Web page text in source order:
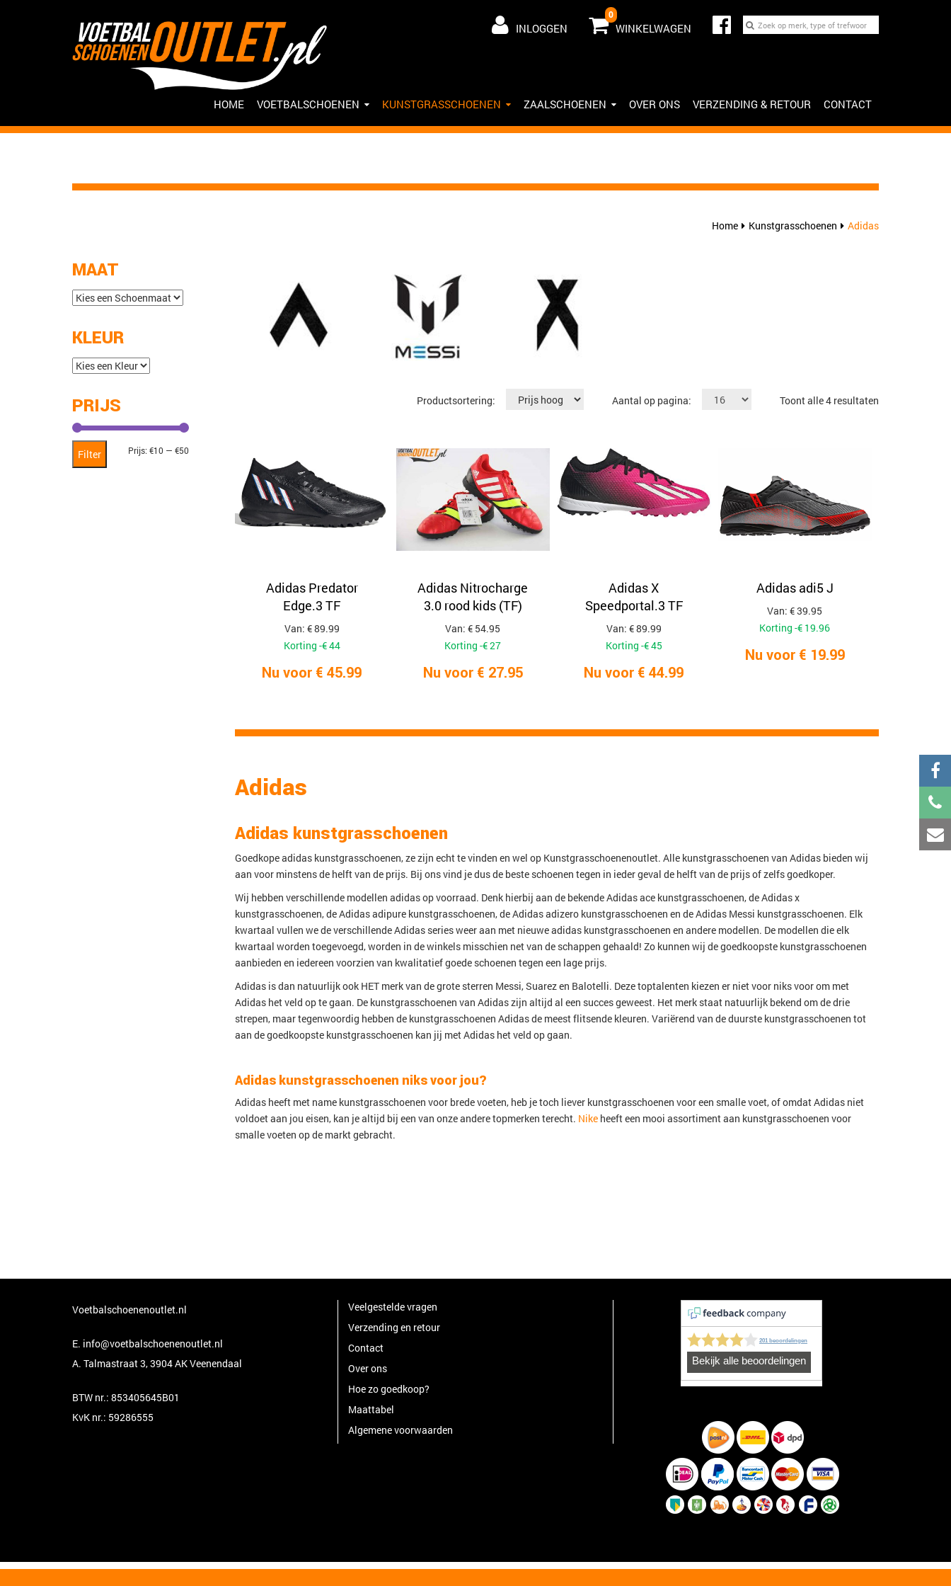
INLOGGEN
0
WINKELWAGEN
HOME VOETBALSCHOENEN KUNSTGRASSCHOENEN ZAALSCHOENEN OVER ONS VERZENDING & RETOUR CONTACT
Home Kunstgrasschoenen Adidas
MAAT
KLEUR
PRIJS
Filter Prijs: €10 — €50
Productsortering: Aantal op pagina: Toont alle 4 resultaten
Adidas Predator
Edge.3 TF
Van: € 89.99
Korting -€ 44
Nu voor € 45.99
Adidas Nitrocharge
3.0 rood kids (TF)
Van: € 54.95
Korting -€ 27
Nu voor € 27.95
Adidas X
Speedportal.3 TF
Van: € 89.99
Korting -€ 45
Nu voor € 44.99
Adidas adi5 J
Van: € 39.95
Korting -€ 19.96
Nu voor € 19.99
Adidas
Adidas kunstgrasschoenen
Goedkope adidas kunstgrasschoenen, ze zijn echt te vinden en wel op Kunstgrasschoenenoutlet. Alle kunstgrasschoenen van Adidas bieden wij
aan voor minstens de helft van de prijs. Bij ons vind je dus de beste schoenen tegen in ieder geval de helft van de prijs of zelfs goedkoper.
Wij hebben verschillende modellen adidas op voorraad. Denk hierbij aan de bekende Adidas ace kunstgrasschoenen, de Adidas x
kunstgrasschoenen, de Adidas adipure kunstgrasschoenen, de Adidas adizero kunstgrasschoenen en de Adidas Messi kunstgrasschoenen. Elk
kwartaal vullen we de verschillende Adidas series weer aan met nieuwe adidas kunstgrasschoenen en andere modellen. De modellen die elk
kwartaal worden toegevoegd, worden in de winkels misschien net van de schappen gehaald! Zo kunnen wij de goedkoopste kunstgrasschoenen
aanbieden en iedereen voorzien van kwalitatief goede schoenen tegen een lage prijs.
Adidas is dan natuurlijk ook HET merk van de grote sterren Messi, Suarez en Balotelli. Deze toptalenten kiezen er niet voor niks voor om met
Adidas het veld op te gaan. De kunstgrasschoenen van Adidas zijn altijd al een succes geweest. Het merk staat natuurlijk bekend om de drie
strepen, maar tegenwoordig hebben de kunstgrasschoenen Adidas de meest flitsende kleuren. Variërend van de duurste kunstgrasschoenen tot
aan de goedkoopste kunstgrasschoenen kan jij met Adidas het veld op gaan.
Adidas kunstgrasschoenen niks voor jou?
Adidas heeft met name kunstgrasschoenen voor brede voeten, heb je toch liever kunstgrasschoenen voor een smalle voet, of omdat Adidas niet
voldoet aan jou eisen, kan je altijd bij een van onze andere topmerken terecht. Nike heeft een mooi assortiment aan kunstgrasschoenen voor
smalle voeten op de markt gebracht.
Voetbalschoenenoutlet.nl
E. info@voetbalschoenenoutlet.nl
A. Talmastraat 3, 3904 AK Veenendaal
BTW nr.: 853405645B01
KvK nr.: 59286555
Veelgestelde vragen
Verzending en retour
Contact
Over ons
Hoe zo goedkoop?
Maattabel
Algemene voorwaarden